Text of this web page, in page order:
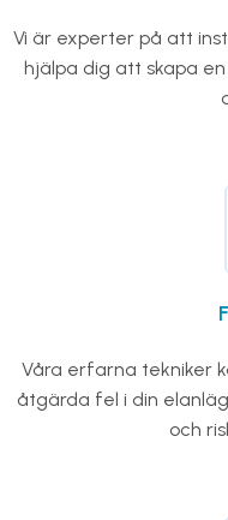
Vi är experter på att
hjälpa dig att skapa
Våra erfarna tekniker
åtgärda fel i din
och